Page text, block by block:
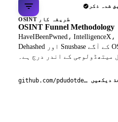
شدہ ذکر
OSINT طریقہ کار
OSINT Funnel Methodology
HaveIBeenPwned، IntelligenceX،
Dehashed اور Snusbase کے آگے OSINT
میتھڈولوجی کے اندر درج ہے۔
github.com/pdudotdev/ofm دیکھیں